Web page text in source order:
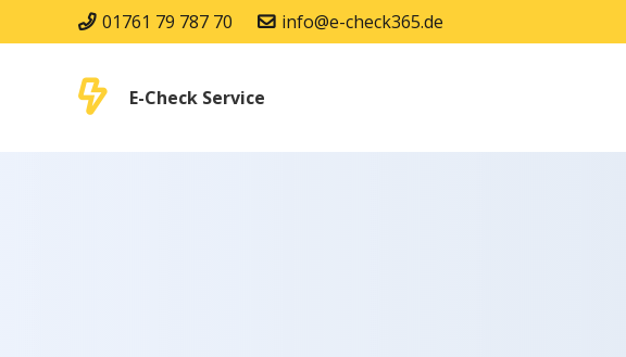
01761 79 787 70 info@e-check365.de
E-Check Service